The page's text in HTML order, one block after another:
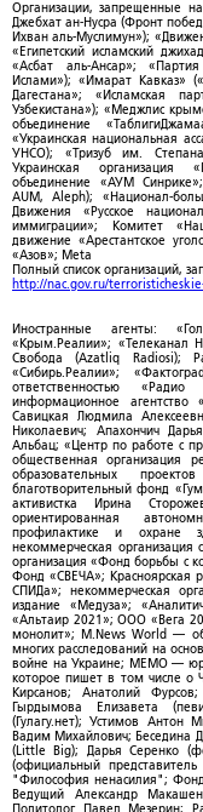
Организации, запрещенные
Джебхат ан-Нусра (Фронт
Ихван аль-Муслимун»);
«Египетский исламский
«Асбат аль-Ансар»;
Ислами»); «Имарат Кавказ»
Дагестана»; «Исламская
Узбекистана»); «Меджлис
объединение
«Украинская национальная
УНСО); «Тризуб им. Степана
Украинская организация
объединение «АУМ
AUM, Aleph); «Национал-
Движения «Русское
иммиграции»; Комитет
движение «Арестантское
«Азов»; Meta
Полный список организаций,
http://nac.gov.ru/
Иностранные агенты:
«Крым.Реалии»; «Телеканал
Свобода (Azatliq Radiosi);
«Сибирь.Реалии»;
ответственностью
информационное агентство
Савицкая Людмила
Николаевич; Апахончич
Альбац; «Центр по работе с
общественная организация
образовательных
благотворительный фонд
активистка Ирина
ориентированная
профилактике и охране
некоммерческая организация
организация «Фонд борьбы с
Фонд «СВЕЧА»; Красноярская
СПИДа»; некоммерческая
издание «Медуза»;
«Альтаир 2021»; ООО «Вега
монолит»; M.News World —
многих расследований на
войне на Украине; МЕМО —
которое пишет в том числе о
Кирсанов; Анатолий
Гырдымова Елизавета
(Гулагу.нет); Устимов Антон
Вадим Михайлович; Беседина
(Little Big); Дарья Серенко
(официальный
"Философия ненасилия";
Ведущий Александр